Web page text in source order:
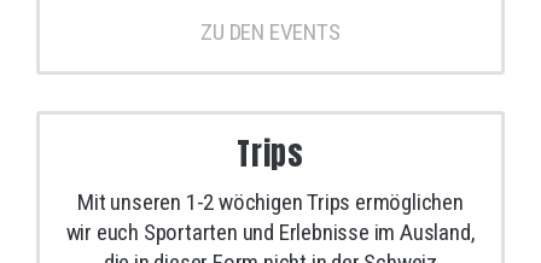
ZU DEN EVENTS
Trips
Mit unseren 1-2 wöchigen Trips ermöglichen
wir euch Sportarten und Erlebnisse im Ausland,